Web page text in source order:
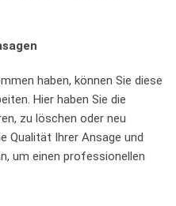
haben, ⁢können Sie⁤ diese
​Hier‌ haben‌ Sie die‍
‌zu ‌löschen oder‌ neu
Qualität⁢ Ihrer Ansage und
um⁢ einen professionellen